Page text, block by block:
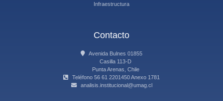
Infraestructura
Contacto
Avenida Bulnes 01855
Casilla 113-D
Punta Arenas, Chile
Teléfono 56 61 2201450 Anexo 1781
analisis.institucional@umag.cl